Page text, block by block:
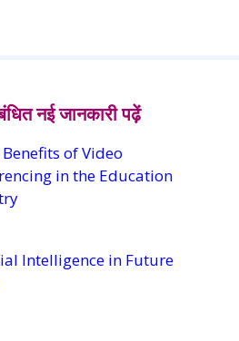
नई जानकारी पढ़ें
of Video
in the Education
Intelligence in Future